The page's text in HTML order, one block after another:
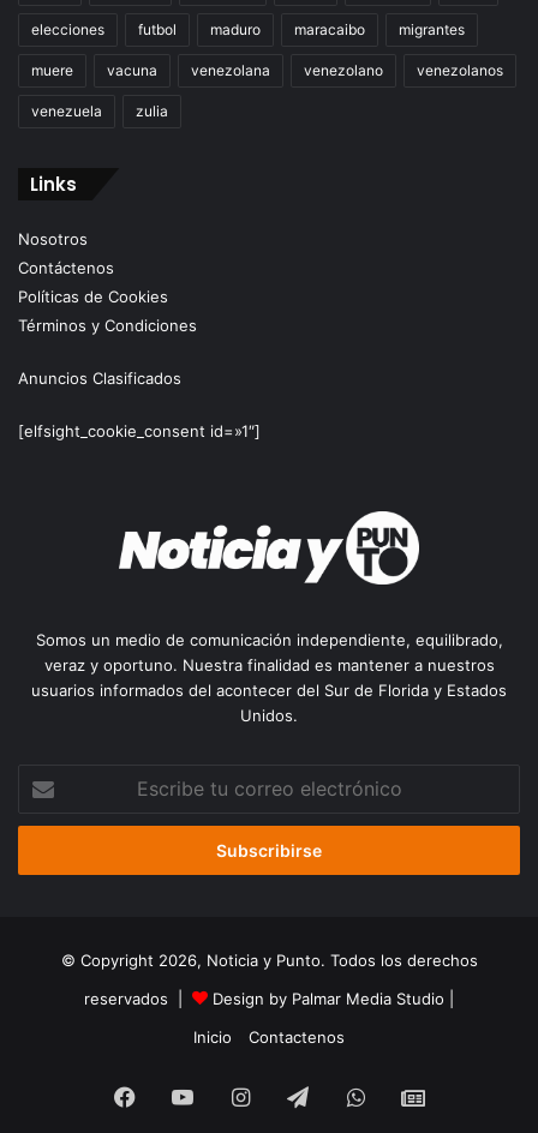
elecciones futbol maduro maracaibo migrantes
muere vacuna venezolana venezolano venezolanos
venezuela zulia
Links
Nosotros
Contáctenos
Políticas de Cookies
Términos y Condiciones
Anuncios Clasificados
[elfsight_cookie_consent id=»1″]
Somos un medio de comunicación independiente, equilibrado,
veraz y oportuno. Nuestra finalidad es mantener a nuestros
usuarios informados del acontecer del Sur de Florida y Estados
Unidos.
tu
correo
© Copyright 2026, Noticia y Punto. Todos los derechos
reservados |
Design by Palmar Media Studio
Inicio
Contactenos
FacebookYouTubeInstagramTelegramWhatsApp